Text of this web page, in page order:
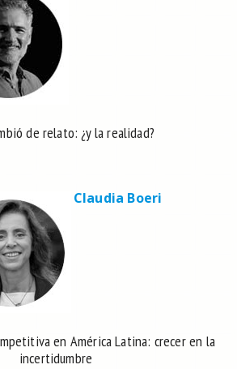
de relato: ¿y la realidad?
Claudia Boeri
en América Latina: crecer en la
incertidumbre